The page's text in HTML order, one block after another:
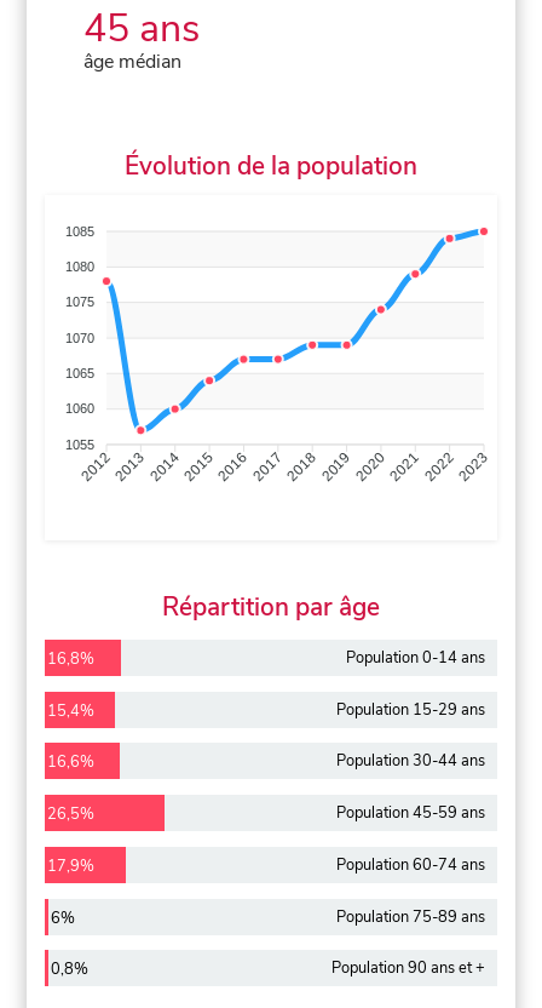
45 ans
âge médian
Évolution de la population
1085
1080
1075
1070
1065
1060
1055
201220132014201520162017 20182019 2020202120222023
Répartition par âge
16,8% Population 0-14 ans
15,4% Population 15-29 ans
16,6% Population 30-44 ans
26,5% Population 45-59 ans
17,9% Population 60-74 ans
6% Population 75-89 ans
0,8% Population 90 ans et +